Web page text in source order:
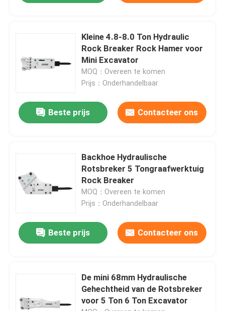
Kleine 4.8-8.0 Ton Hydraulic
Rock Breaker Rock Hamer voor
Mini Excavator
MOQ：Overeen te komen
Prijs：Onderhandelbaar
Beste prijs Contacteer ons
Backhoe Hydraulische
Rotsbreker 5 Tongraafwerktuig
Rock Breaker
MOQ：Overeen te komen
Prijs：Onderhandelbaar
Beste prijs Contacteer ons
De mini 68mm Hydraulische
Gehechtheid van de Rotsbreker
voor 5 Ton 6 Ton Excavator